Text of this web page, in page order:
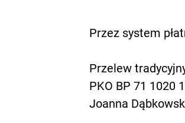
Przez system
Przelew
PKO BP 71 1020
Joanna